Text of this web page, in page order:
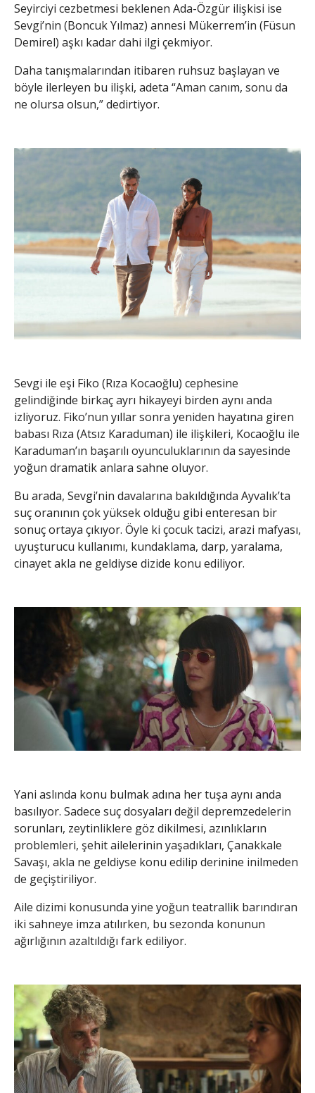
Seyirciyi cezbetmesi beklenen Ada-Özgür ilişkisi ise
Sevgi’nin (Boncuk Yılmaz) annesi Mükerrem’in (Füsun
Demirel) aşkı kadar dahi ilgi çekmiyor.
Daha tanışmalarından itibaren ruhsuz başlayan ve
böyle ilerleyen bu ilişki, adeta “Aman canım, sonu da
ne olursa olsun,” dedirtiyor.
Sevgi ile eşi Fiko (Rıza Kocaoğlu) cephesine
gelindiğinde birkaç ayrı hikayeyi birden aynı anda
izliyoruz. Fiko’nun yıllar sonra yeniden hayatına giren
babası Rıza (Atsız Karaduman) ile ilişkileri, Kocaoğlu ile
Karaduman’ın başarılı oyunculuklarının da sayesinde
yoğun dramatik anlara sahne oluyor.
Bu arada, Sevgi’nin davalarına bakıldığında Ayvalık’ta
suç oranının çok yüksek olduğu gibi enteresan bir
sonuç ortaya çıkıyor. Öyle ki çocuk tacizi, arazi mafyası,
uyuşturucu kullanımı, kundaklama, darp, yaralama,
cinayet akla ne geldiyse dizide konu ediliyor.
Yani aslında konu bulmak adına her tuşa aynı anda
basılıyor. Sadece suç dosyaları değil depremzedelerin
sorunları, zeytinliklere göz dikilmesi, azınlıkların
problemleri, şehit ailelerinin yaşadıkları, Çanakkale
Savaşı, akla ne geldiyse konu edilip derinine inilmeden
de geçiştiriliyor.
Aile dizimi konusunda yine yoğun teatrallik barındıran
iki sahneye imza atılırken, bu sezonda konunun
ağırlığının azaltıldığı fark ediliyor.